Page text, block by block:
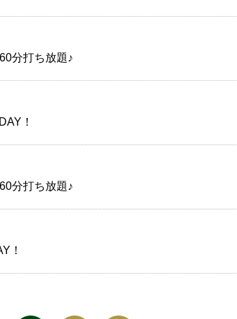
分打ち放題♪
！
分打ち放題♪
！